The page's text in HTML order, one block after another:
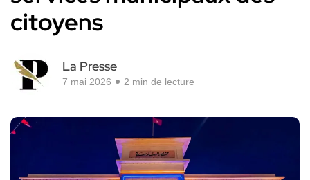
citoyens
La Presse
7 mai 2026 2 min de lecture